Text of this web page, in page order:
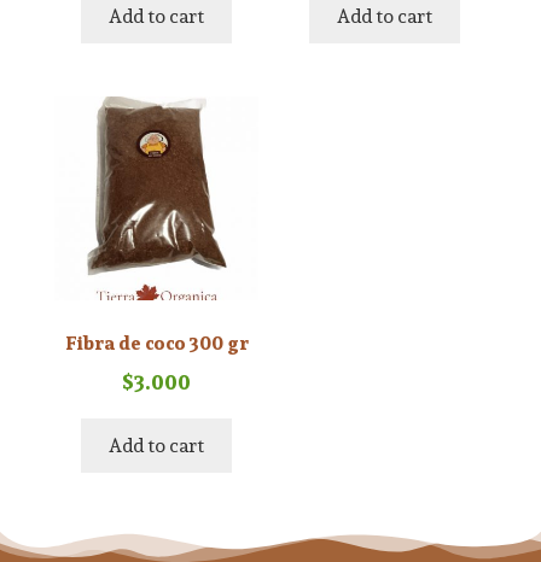
Add to cart Add to cart
Fibra de coco 300 gr
$3.000
Add to cart